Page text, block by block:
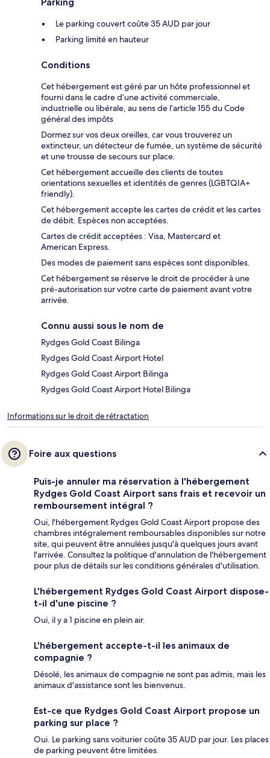
Le parking couvert coûte 35 AUD par jour
Parking limité en hauteur
Conditions
Cet hébergement est géré par un hôte professionnel et
fourni dans le cadre d’une activité commerciale,
industrielle ou libérale, au sens de l’article 155 du Code
général des impôts
Dormez sur vos deux oreilles, car vous trouverez un
extincteur, un détecteur de fumée, un système de sécurité
et une trousse de secours sur place.
Cet hébergement accueille des clients de toutes
orientations sexuelles et identités de genres (LGBTQIA+
friendly).
Cet hébergement accepte les cartes de crédit et les cartes
de débit. Espèces non acceptées.
Cartes de crédit acceptées : Visa, Mastercard et
American Express.
Des modes de paiement sans espèces sont disponibles.
Cet hébergement se réserve le droit de procéder à une
pré-autorisation sur votre carte de paiement avant votre
arrivée.
Connu aussi sous le nom de
Rydges Gold Coast Bilinga
Rydges Gold Coast Airport Hotel
Rydges Gold Coast Airport Bilinga
Rydges Gold Coast Airport Hotel Bilinga
Informations sur le droit de rétractation
Foire aux questions
Puis-je annuler ma réservation à l'hébergement
Rydges Gold Coast Airport sans frais et recevoir un
remboursement intégral ?
Oui, l'hébergement Rydges Gold Coast Airport propose des
chambres intégralement remboursables disponibles sur notre
site, qui peuvent être annulées jusqu'à quelques jours avant
l'arrivée. Consultez la politique d'annulation de l'hébergement
pour plus de détails sur les conditions générales d'utilisation.
L'hébergement Rydges Gold Coast Airport dispose-
t-il d'une piscine ?
Oui, il y a 1 piscine en plein air.
L'hébergement accepte-t-il les animaux de
compagnie ?
Désolé, les animaux de compagnie ne sont pas admis, mais les
animaux d'assistance sont les bienvenus.
Est-ce que Rydges Gold Coast Airport propose un
parking sur place ?
Oui. Le parking sans voiturier coûte 35 AUD par jour. Les places
de parking peuvent être limitées.